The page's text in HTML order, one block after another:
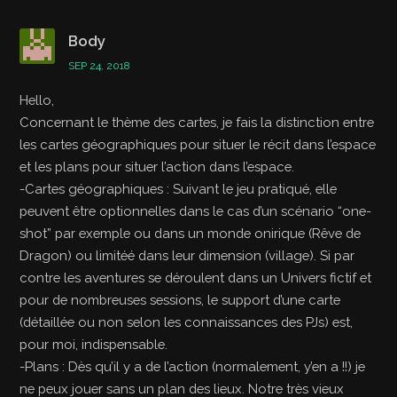
Body
SEP 24, 2018
Hello,
Concernant le thème des cartes, je fais la distinction entre
les cartes géographiques pour situer le récit dans l’espace
et les plans pour situer l’action dans l’espace.
-Cartes géographiques : Suivant le jeu pratiqué, elle
peuvent être optionnelles dans le cas d’un scénario “one-
shot” par exemple ou dans un monde onirique (Rêve de
Dragon) ou limitéé dans leur dimension (village). Si par
contre les aventures se déroulent dans un Univers fictif et
pour de nombreuses sessions, le support d’une carte
(détaillée ou non selon les connaissances des PJs) est,
pour moi, indispensable.
-Plans : Dès qu’il y a de l’action (normalement, y’en a !!) je
ne peux jouer sans un plan des lieux. Notre très vieux